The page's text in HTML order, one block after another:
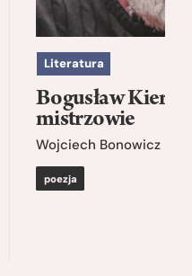
Literatura
Bogusław Kierc
mistrzowie
Wojciech Bonowicz
poezja